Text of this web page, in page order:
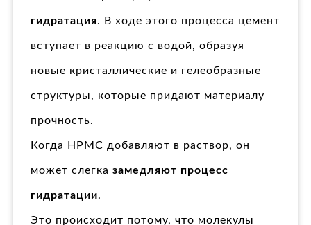
гидратация. В ходе этого процесса цемент
вступает в реакцию с водой, образуя
новые кристаллические и гелеобразные
структуры, которые придают материалу
прочность.
Когда HPMC добавляют в раствор, он
может слегка замедляют процесс
гидратации.
Это происходит потому, что молекулы